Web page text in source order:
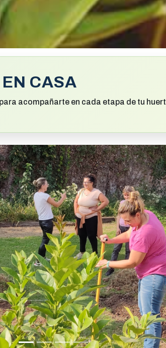
CASA
acompañarte en cada etapa de tu